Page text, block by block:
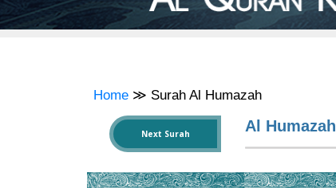
Home ≫ Surah Al Humazah
Al Humazah
Next Surah